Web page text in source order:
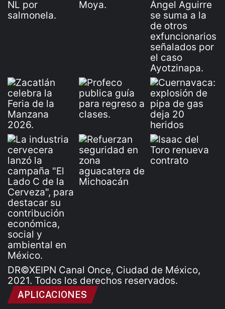
DR©XEIPN Canal Once, Ciudad de México,
2021. Todos los derechos reservados.
APLICACIONES